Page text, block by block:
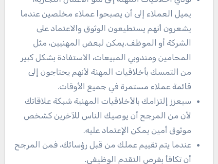
يميل العملاء إلى أن يصبحوا عملاء مخلصين عندما
يشعرون أنهم يستطيعون الوثوق والاعتماد على
الشركة أو الموظف.يمكن لبعض المهنيين، مثل
المحامين ومندوبي المبيعات، الاستفادة بشكل كبير
من التمسك بأخلاقيات المهنة لأنهم يحتاجون إلى
قائمة عملاء مستمرة في جميع الأوقات.
سيعزز إلتزامك بالأخلاقيات المهنية شبكة علاقاتك
لأن من المرجح أن يوصيك الناس للآخرين كشخص
موثوق أمين يمكن الإعتماد عليه.
عندما يتم تقييم عملك من قبل رؤسائك، فمن المرجح
أن تكافأ بفرص التقدم الوظيفي.